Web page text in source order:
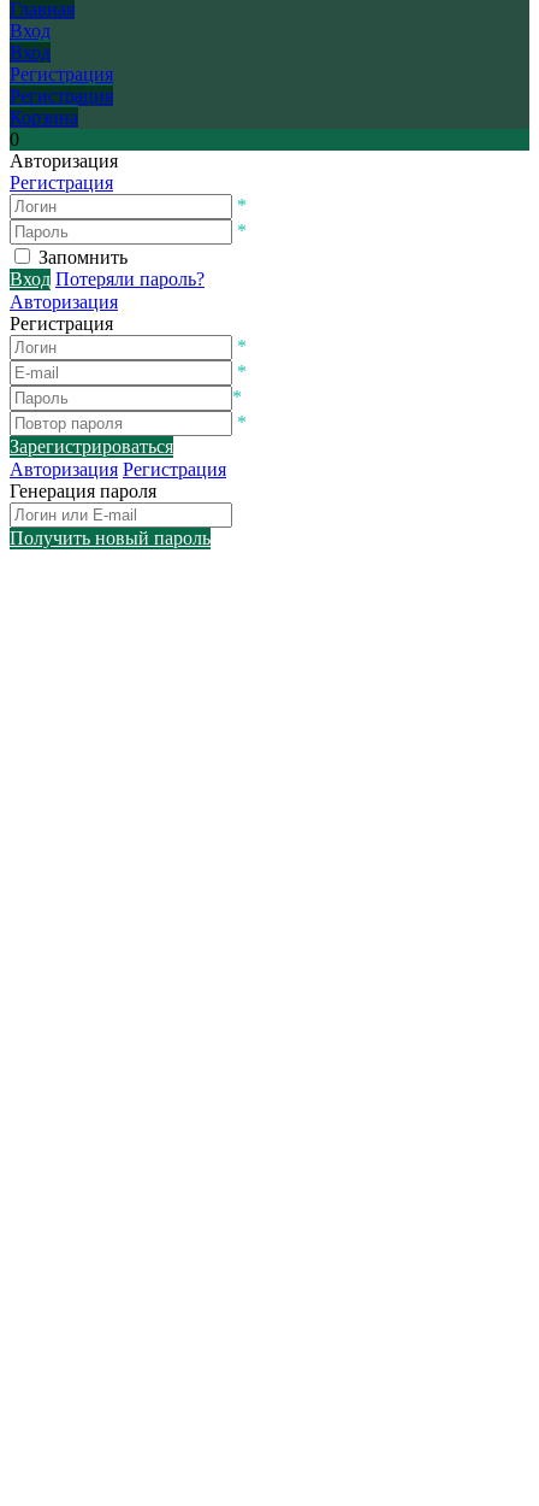
Главная
Вход
Вход
Регистрация
Регистрация
Корзина
0
Авторизация
Регистрация
*
*
Запомнить
Вход Потеряли пароль?
Авторизация
Регистрация
*
*
*
*
Зарегистрироваться
Авторизация Регистрация
Генерация пароля
Получить новый пароль